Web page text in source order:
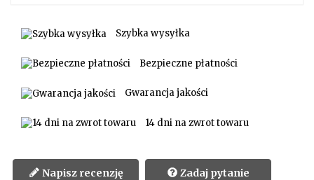
Szybka wysyłka
Bezpieczne płatności
Gwarancja jakości
14 dni na zwrot towaru
Napisz recenzję Zadaj pytanie